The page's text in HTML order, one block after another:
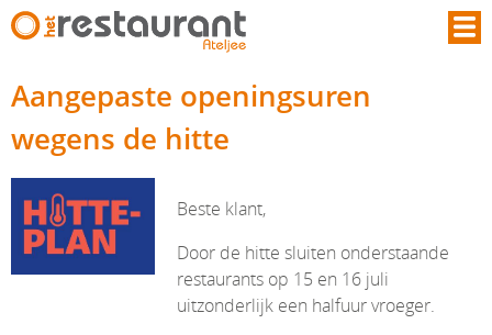
Overslaan en naar de inhoud gaan
Aangepaste openingsuren
wegens de hitte
Beste klant,
Door de hitte sluiten onderstaande
restaurants op 15 en 16 juli
uitzonderlijk een halfuur vroeger.